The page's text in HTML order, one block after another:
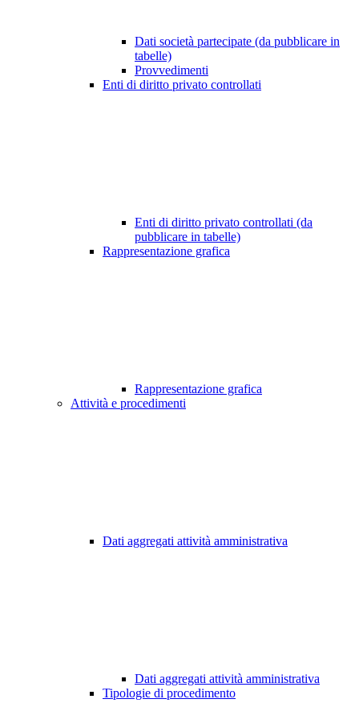
Dati società partecipate (da pubblicare in
tabelle)
Provvedimenti
Enti di diritto privato controllati
Enti di diritto privato controllati (da
pubblicare in tabelle)
Rappresentazione grafica
Rappresentazione grafica
Attività e procedimenti
Dati aggregati attività amministrativa
Dati aggregati attività amministrativa
Tipologie di procedimento